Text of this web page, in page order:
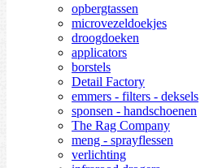
opbergtassen
microvezeldoekjes
droogdoeken
applicators
borstels
Detail Factory
emmers - filters - deksels
sponsen - handschoenen
The Rag Company
meng - sprayflessen
verlichting